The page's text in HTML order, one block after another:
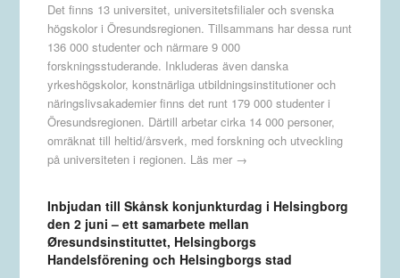
Det finns 13 universitet, universitetsfilialer och svenska
högskolor i Öresundsregionen. Tillsammans har dessa runt
136 000 studenter och närmare 9 000
forskningsstuderande. Inkluderas även danska
yrkeshögskolor, konstnärliga utbildningsinstitutioner och
näringslivsakademier finns det runt 179 000 studenter i
Öresundsregionen. Därtill arbetar cirka 14 000 personer,
omräknat till heltid/årsverk, med forskning och utveckling
på universiteten i regionen. Läs mer →
Inbjudan till Skånsk konjunkturdag i Helsingborg
den 2 juni – ett samarbete mellan
Øresundsinstituttet, Helsingborgs
Handelsförening och Helsingborgs stad